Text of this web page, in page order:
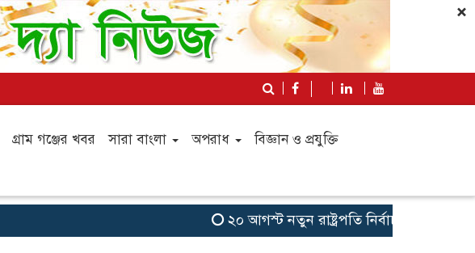
×
গ্রাম গঞ্জের খবর সারা বাংলা অপরাধ
বিজ্ঞান ও প্রযুক্তি
২০ আগস্ট নতুন রাষ্ট্রপতি নির্বাচন, তফসিল